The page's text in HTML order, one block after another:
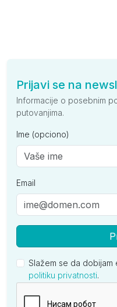
Prijavi se na
Informacije o posebnim
putovanjima.
Ime (opciono)
Email
Slažem se da dobijam
politiku privatnosti.